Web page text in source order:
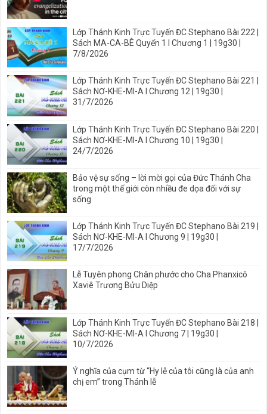
Lớp Thánh Kinh Trực Tuyến ĐC Stephano Bài 222 |
Sách MA-CA-BÊ Quyển 1 I Chương 1 | 19g30 |
7/8/2026
Lớp Thánh Kinh Trực Tuyến ĐC Stephano Bài 221 |
Sách NƠ-KHE-MI-A I Chương 12 | 19g30 |
31/7/2026
Lớp Thánh Kinh Trực Tuyến ĐC Stephano Bài 220 |
Sách NƠ-KHE-MI-A I Chương 10 | 19g30 |
24/7/2026
Bảo vệ sự sống – lời mời gọi của Đức Thánh Cha
trong một thế giới còn nhiều đe dọa đối với sự
sống
Lớp Thánh Kinh Trực Tuyến ĐC Stephano Bài 219 |
Sách NƠ-KHE-MI-A I Chương 9 | 19g30 |
17/7/2026
Lễ Tuyên phong Chân phước cho Cha Phanxicô
Xaviê Trương Bửu Diệp
Lớp Thánh Kinh Trực Tuyến ĐC Stephano Bài 218 |
Sách NƠ-KHE-MI-A I Chương 7 | 19g30 |
10/7/2026
Ý nghĩa của cụm từ “Hy lễ của tôi cũng là của anh
chị em” trong Thánh lễ